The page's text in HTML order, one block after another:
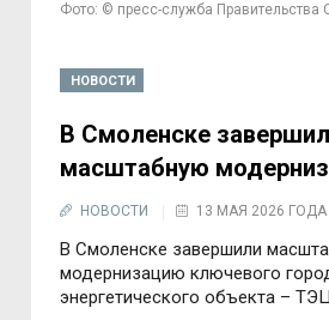
Фото: © пресс-служба Правительства
НОВОСТИ
В Смоленске
масштабную
НОВОСТИ 13 МАЯ 2026 ГОДА
В Смоленске завершили
модернизацию ключевого
энергетического объекта –